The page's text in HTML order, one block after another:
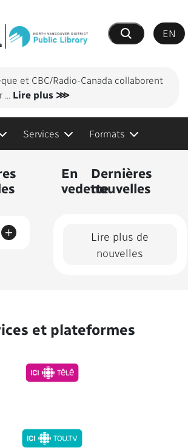
Recherche
EN
et CBC/Radio-Canada collaborent
... Lire plus ⋙
Services Formats
En
vedette
Dernières
nouvelles
Lire plus de
nouvelles
+
et plateformes